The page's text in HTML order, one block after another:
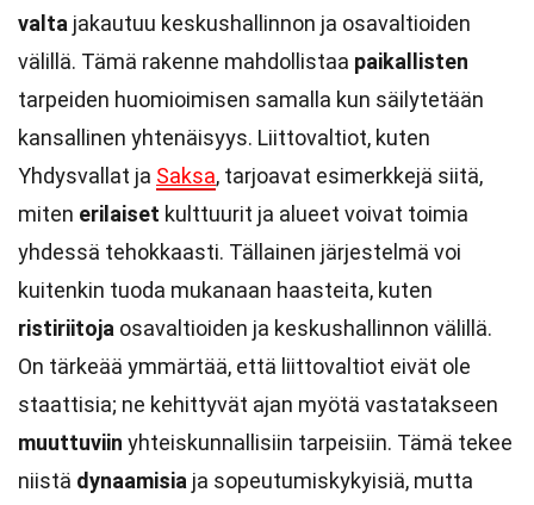
valta jakautuu keskushallinnon ja osavaltioiden
välillä. Tämä rakenne mahdollistaa paikallisten
tarpeiden huomioimisen samalla kun säilytetään
kansallinen yhtenäisyys. Liittovaltiot, kuten
Yhdysvallat ja Saksa, tarjoavat esimerkkejä siitä,
miten erilaiset kulttuurit ja alueet voivat toimia
yhdessä tehokkaasti. Tällainen järjestelmä voi
kuitenkin tuoda mukanaan haasteita, kuten
ristiriitoja osavaltioiden ja keskushallinnon välillä.
On tärkeää ymmärtää, että liittovaltiot eivät ole
staattisia; ne kehittyvät ajan myötä vastatakseen
muuttuviin yhteiskunnallisiin tarpeisiin. Tämä tekee
niistä dynaamisia ja sopeutumiskykyisiä, mutta